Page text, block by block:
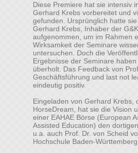
Diese Premiere hat sie intensiv
Gerhard Krebs vorbereitet und
gefunden. Ursprünglich hatte
Gerhard Krebs, Inhaber der
aufgenommen, um im Rahmen
Wirksamkeit der Seminare
untersuchen. Doch die
Ergebnisse der Seminare
überholt. Das Feedback von
Geschäftsführung und last not
eindeutig positiv.
Eingeladen von Gerhard Krebs,
HorseDream, hat sie die Vision
einer EAHAE Börse (European
Assisted Education) den
u.a. auch Prof. Dr. von Scheid
Hochschule Baden-